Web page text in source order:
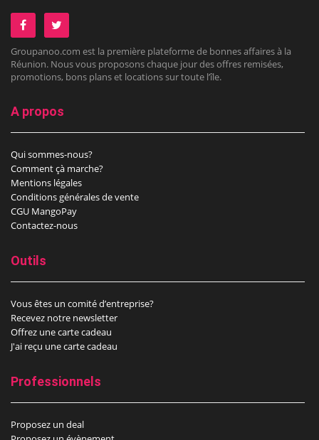
Groupanoo.com est la première plateforme de bonnes affaires à la
Réunion. Nous vous proposons chaque jour des offres remisées,
promotions, bons plans et locations sur toute l’île.
A propos
Qui sommes-nous?
Comment çà marche?
Mentions légales
Conditions générales de vente
CGU MangoPay
Contactez-nous
Outils
Vous êtes un comité d’entreprise?
Recevez notre newsletter
Offrez une carte cadeau
J'ai reçu une carte cadeau
Professionnels
Proposez un deal